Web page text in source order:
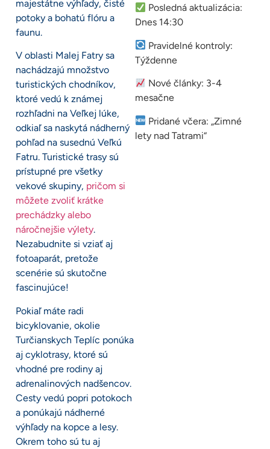
majestátne výhľady, čisté
potoky a bohatú flóru a
faunu.
V oblasti Malej Fatry sa
nachádzajú množstvo
turistických chodníkov,
ktoré vedú k známej
rozhľadni na Veľkej lúke,
odkiaľ sa naskytá nádherný
pohľad na susednú Veľkú
Fatru. Turistické trasy sú
prístupné pre všetky
vekové skupiny, pričom si
môžete zvoliť krátke
prechádzky alebo
náročnejšie výlety.
Nezabudnite si vziať aj
fotoaparát, pretože
scenérie sú skutočne
fascinujúce!
Pokiaľ máte radi
bicyklovanie, okolie
Turčianskych Teplíc ponúka
aj cyklotrasy, ktoré sú
vhodné pre rodiny aj
adrenalinových nadšencov.
Cesty vedú popri potokoch
a ponúkajú nádherné
výhľady na kopce a lesy.
Okrem toho sú tu aj
Posledná aktualizácia:
Dnes 14:30
Pravidelné kontroly:
Týždenne
Nové články: 3-4
mesačne
Pridané včera: „Zimné
lety nad Tatrami“